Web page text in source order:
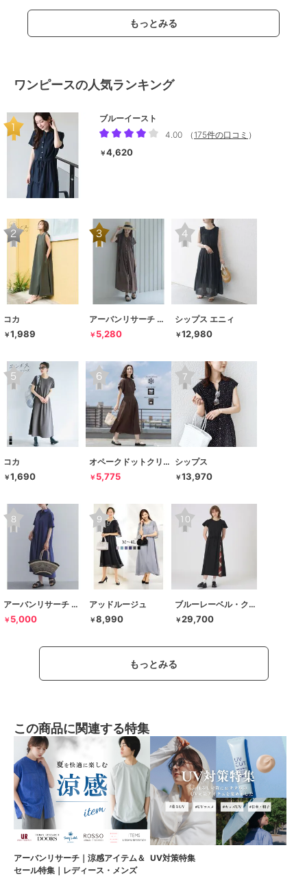
もっとみる
ワンピースの人気ランキング
ブルーイースト
4.00
（ 175件の口コミ ）
￥4,620
コカ
￥1,989
アーバンリサーチ サニーレーベル
￥ 5,280
シップス エニィ
￥12,980
コカ
￥1,690
オペークドットクリップ
￥ 5,775
シップス
￥13,970
アーバンリサーチ ドアーズ
￥ 5,000
アッドルージュ
￥8,990
ブルーレーベル・クレストブリッジ
￥29,700
もっとみる
この商品に関連する特集
アーバンリサーチ｜涼感アイテム＆
セール特集｜レディース・メンズ
UV対策特集